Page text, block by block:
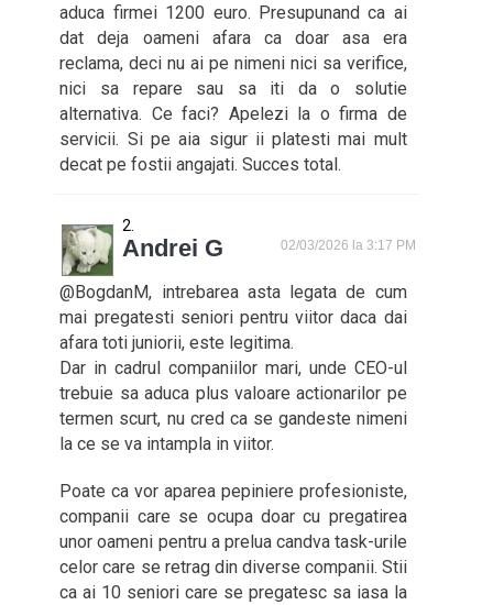
aduca firmei 1200 euro. Presupunand ca ai
dat deja oameni afara ca doar asa era
reclama, deci nu ai pe nimeni nici sa verifice,
nici sa repare sau sa iti da o solutie
alternativa. Ce faci? Apelezi la o firma de
servicii. Si pe aia sigur ii platesti mai mult
decat pe fostii angajati. Succes total.
Andrei G 02/03/2026 la 3:17 PM
@BogdanM, intrebarea asta legata de cum
mai pregatesti seniori pentru viitor daca dai
afara toti juniorii, este legitima.
Dar in cadrul companiilor mari, unde CEO-ul
trebuie sa aduca plus valoare actionarilor pe
termen scurt, nu cred ca se gandeste nimeni
la ce se va intampla in viitor.
Poate ca vor aparea pepiniere profesioniste,
companii care se ocupa doar cu pregatirea
unor oameni pentru a prelua candva task-urile
celor care se retrag din diverse companii. Stii
ca ai 10 seniori care se pregatesc sa iasa la